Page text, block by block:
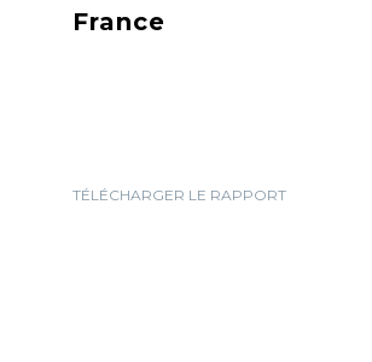
France
TÉLÉCHARGER LE RAPPORT